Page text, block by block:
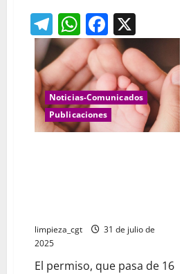
Cuidado
de
menores
afectados
por
cáncer
u
otra
enfermedad
grave
Telegram
WhatsApp
Facebook
Noticias-Comunicados
Publicaciones
limpieza_cgt
31 de julio de
2025
El permiso, que pasa de 16